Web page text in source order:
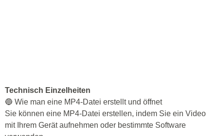
Technisch Einzelheiten
🔵 Wie man eine MP4-Datei erstellt und öffnet
Sie können eine MP4-Datei erstellen, indem Sie ein Video
mit Ihrem Gerät aufnehmen oder bestimmte Software